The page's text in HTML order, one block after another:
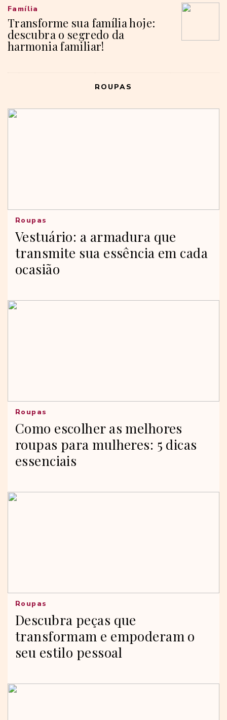
Transforme sua família hoje:
descubra o segredo da
harmonia familiar!
Família
ROUPAS
Vestuário: a armadura que
transmite sua essência em cada
ocasião
Roupas
Como escolher as melhores
roupas para mulheres: 5 dicas
essenciais
Roupas
Descubra peças que
transformam e empoderam o
seu estilo pessoal
Roupas